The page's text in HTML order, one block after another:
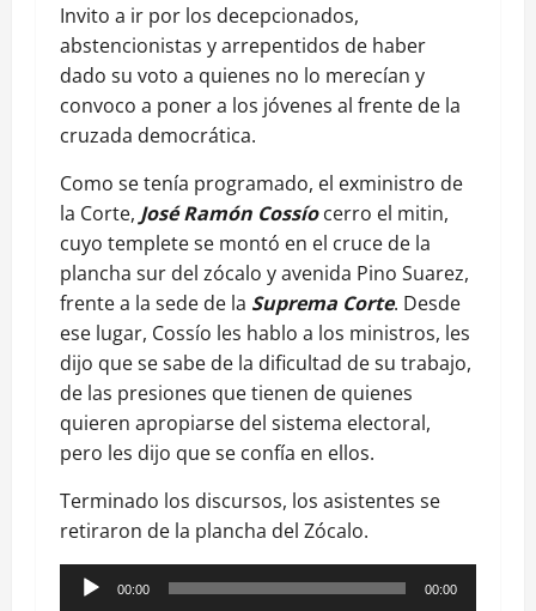
Invito a ir por los decepcionados,
abstencionistas y arrepentidos de haber
dado su voto a quienes no lo merecían y
convoco a poner a los jóvenes al frente de la
cruzada democrática.
Como se tenía programado, el exministro de
la Corte, José Ramón Cossíocerro el mitin,
cuyo templete se montó en el cruce de la
plancha sur del zócalo y avenida Pino Suarez,
frente a la sede de la Suprema Corte. Desde
ese lugar, Cossío les hablo a los ministros, les
dijo que se sabe de la dificultad de su trabajo,
de las presiones que tienen de quienes
quieren apropiarse del sistema electoral,
pero les dijo que se confía en ellos.
Terminado los discursos, los asistentes se
retiraron de la plancha del Zócalo.
Reproductor
00:00 00:00